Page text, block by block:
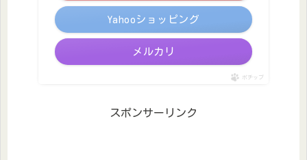
Yahooショッピング
メルカリ
ポチップ
スポンサーリンク